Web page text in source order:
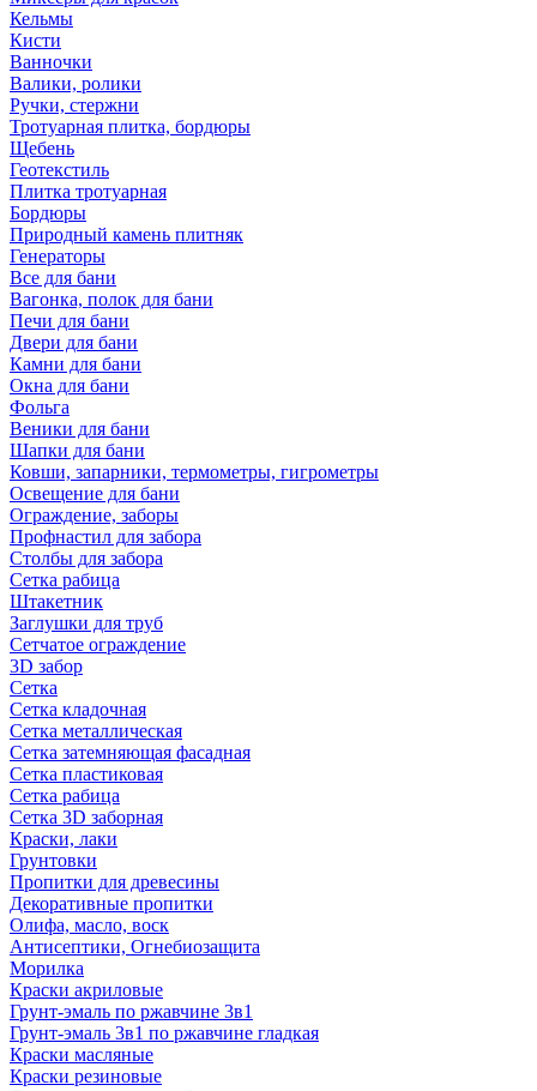
Кельмы
Кисти
Ванночки
Валики, ролики
Ручки, стержни
Тротуарная плитка, бордюры
Щебень
Геотекстиль
Плитка тротуарная
Бордюры
Природный камень плитняк
Генераторы
Все для бани
Вагонка, полок для бани
Печи для бани
Двери для бани
Камни для бани
Окна для бани
Фольга
Веники для бани
Шапки для бани
Ковши, запарники, термометры, гигрометры
Освещение для бани
Ограждение, заборы
Профнастил для забора
Столбы для забора
Сетка рабица
Штакетник
Заглушки для труб
Сетчатое ограждение
3D забор
Сетка
Сетка кладочная
Сетка металлическая
Сетка затемняющая фасадная
Сетка пластиковая
Сетка рабица
Сетка 3D заборная
Краски, лаки
Грунтовки
Пропитки для древесины
Декоративные пропитки
Олифа, масло, воск
Антисептики, Огнебиозащита
Морилка
Краски акриловые
Грунт-эмаль по ржавчине 3в1
Грунт-эмаль 3в1 по ржавчине гладкая
Краски масляные
Краски резиновые